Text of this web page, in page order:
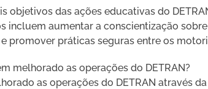
objetivos das ações educativas do
incluem aumentar a conscientização
promover práticas seguras entre os
melhorado as operações do DETRAN?
as operações do DETRAN através